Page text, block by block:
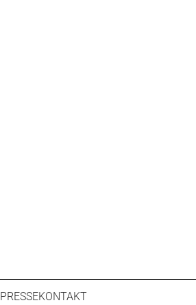
PRESSEKONTAKT